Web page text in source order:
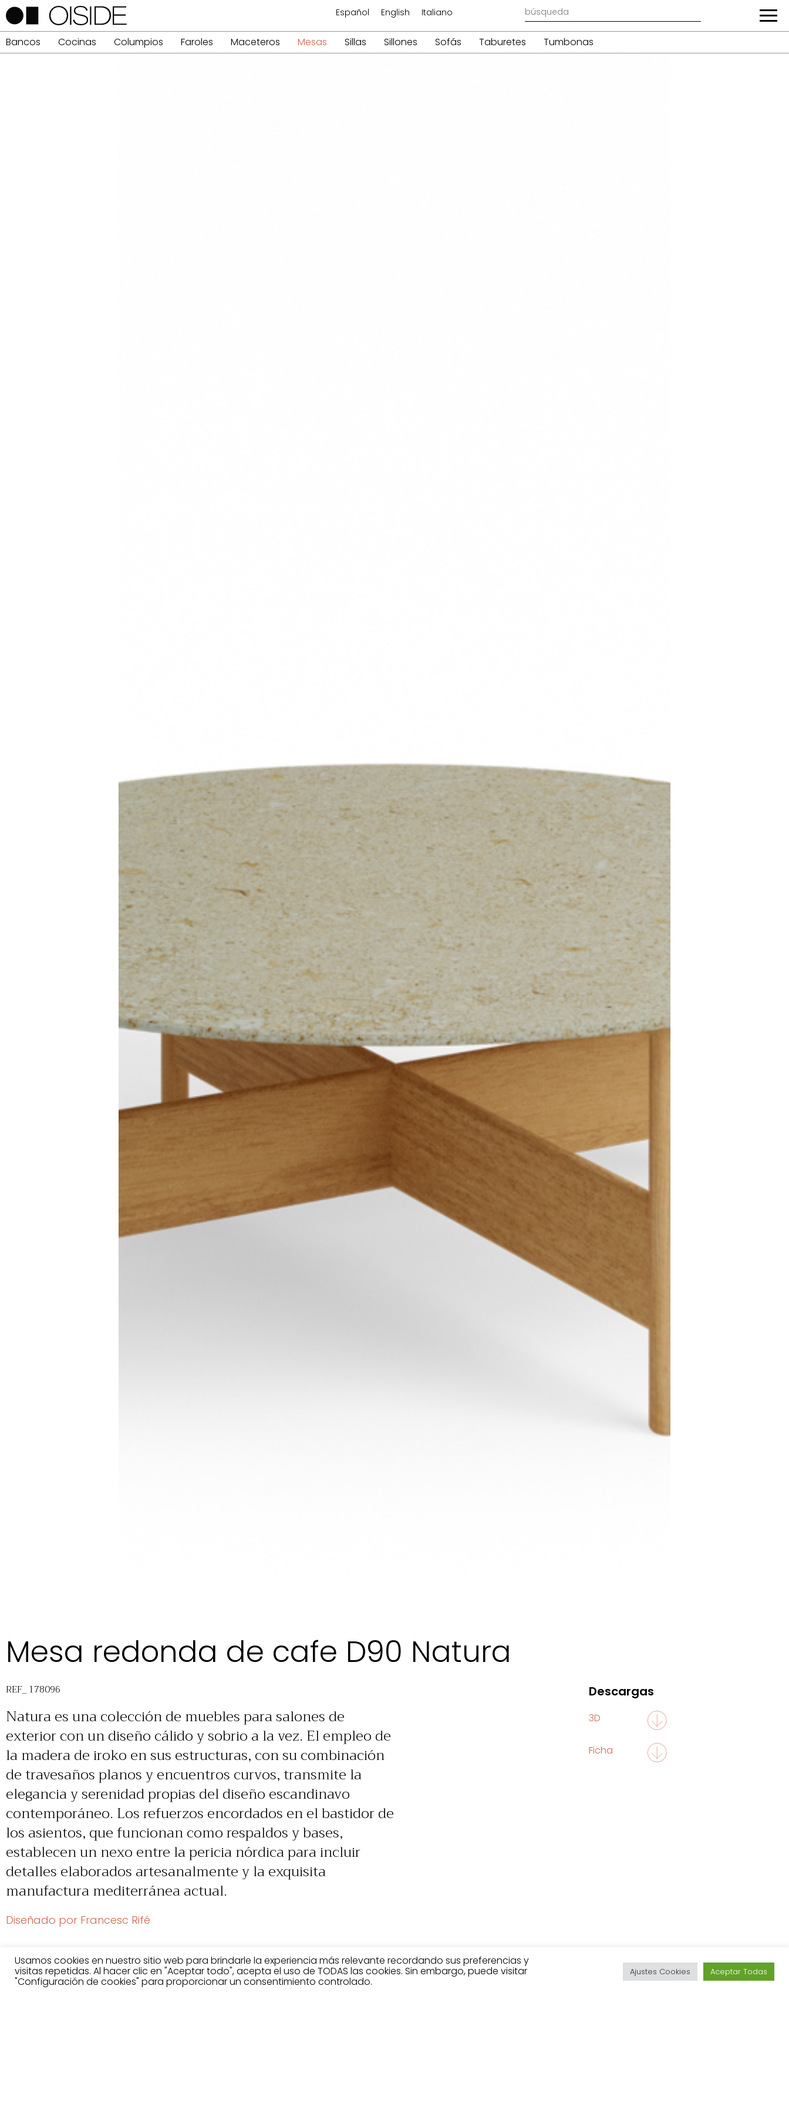
Español English Italiano
Bancos Cocinas Columpios Faroles Maceteros Mesas Sillas Sillones Sofás Taburetes Tumbonas
Mesa redonda de cafe D90 Natura
REF_ 178096
Natura es una colección de muebles para salones de
exterior con un diseño cálido y sobrio a la vez. El empleo de
la madera de iroko en sus estructuras, con su combinación
de travesaños planos y encuentros curvos, transmite la
elegancia y serenidad propias del diseño escandinavo
contemporáneo. Los refuerzos encordados en el bastidor de
los asientos, que funcionan como respaldos y bases,
establecen un nexo entre la pericia nórdica para incluir
detalles elaborados artesanalmente y la exquisita
manufactura mediterránea actual.
Diseñado por Francesc Rifé
Descargas
3D
Ficha
Acabados
Usamos cookies en nuestro sitio web para brindarle la experiencia más relevante recordando sus preferencias y
visitas repetidas. Al hacer clic en "Aceptar todo", acepta el uso de TODAS las cookies. Sin embargo, puede visitar
"Configuración de cookies" para proporcionar un consentimiento controlado.
Ajustes Cookies Aceptar Todas